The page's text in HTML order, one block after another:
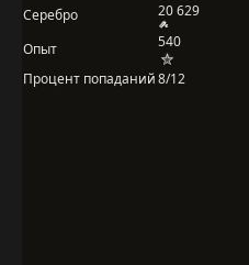
Серебро
20 629
Опыт 540
Процент попаданий8/12